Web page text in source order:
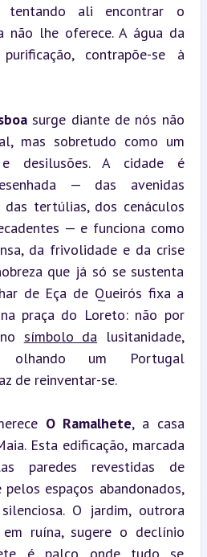
tentando ali encontrar o
não lhe oferece. A água da
contrapõe-se à
surge diante de nós não
mas sobretudo como um
desilusões. A cidade é
— das avenidas
tertúlias, dos cenáculos
— e funciona como
da frivolidade e da crise
que já só se sustenta
de Eça de Queirós fixa a
praça do Loreto: não por
símbolo da lusitanidade,
olhando um Portugal
de reinventar-se.
O Ramalhete, a casa
Esta edificação, marcada
paredes revestidas de
espaços abandonados,
O jardim, outrora
ruína, sugere o declínio